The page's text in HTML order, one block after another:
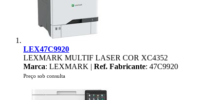
LEX47C9920
LEXMARK MULTIF LASER COR XC4352
Marca: LEXMARK | Ref. Fabricante: 47C9920
Preço sob consulta